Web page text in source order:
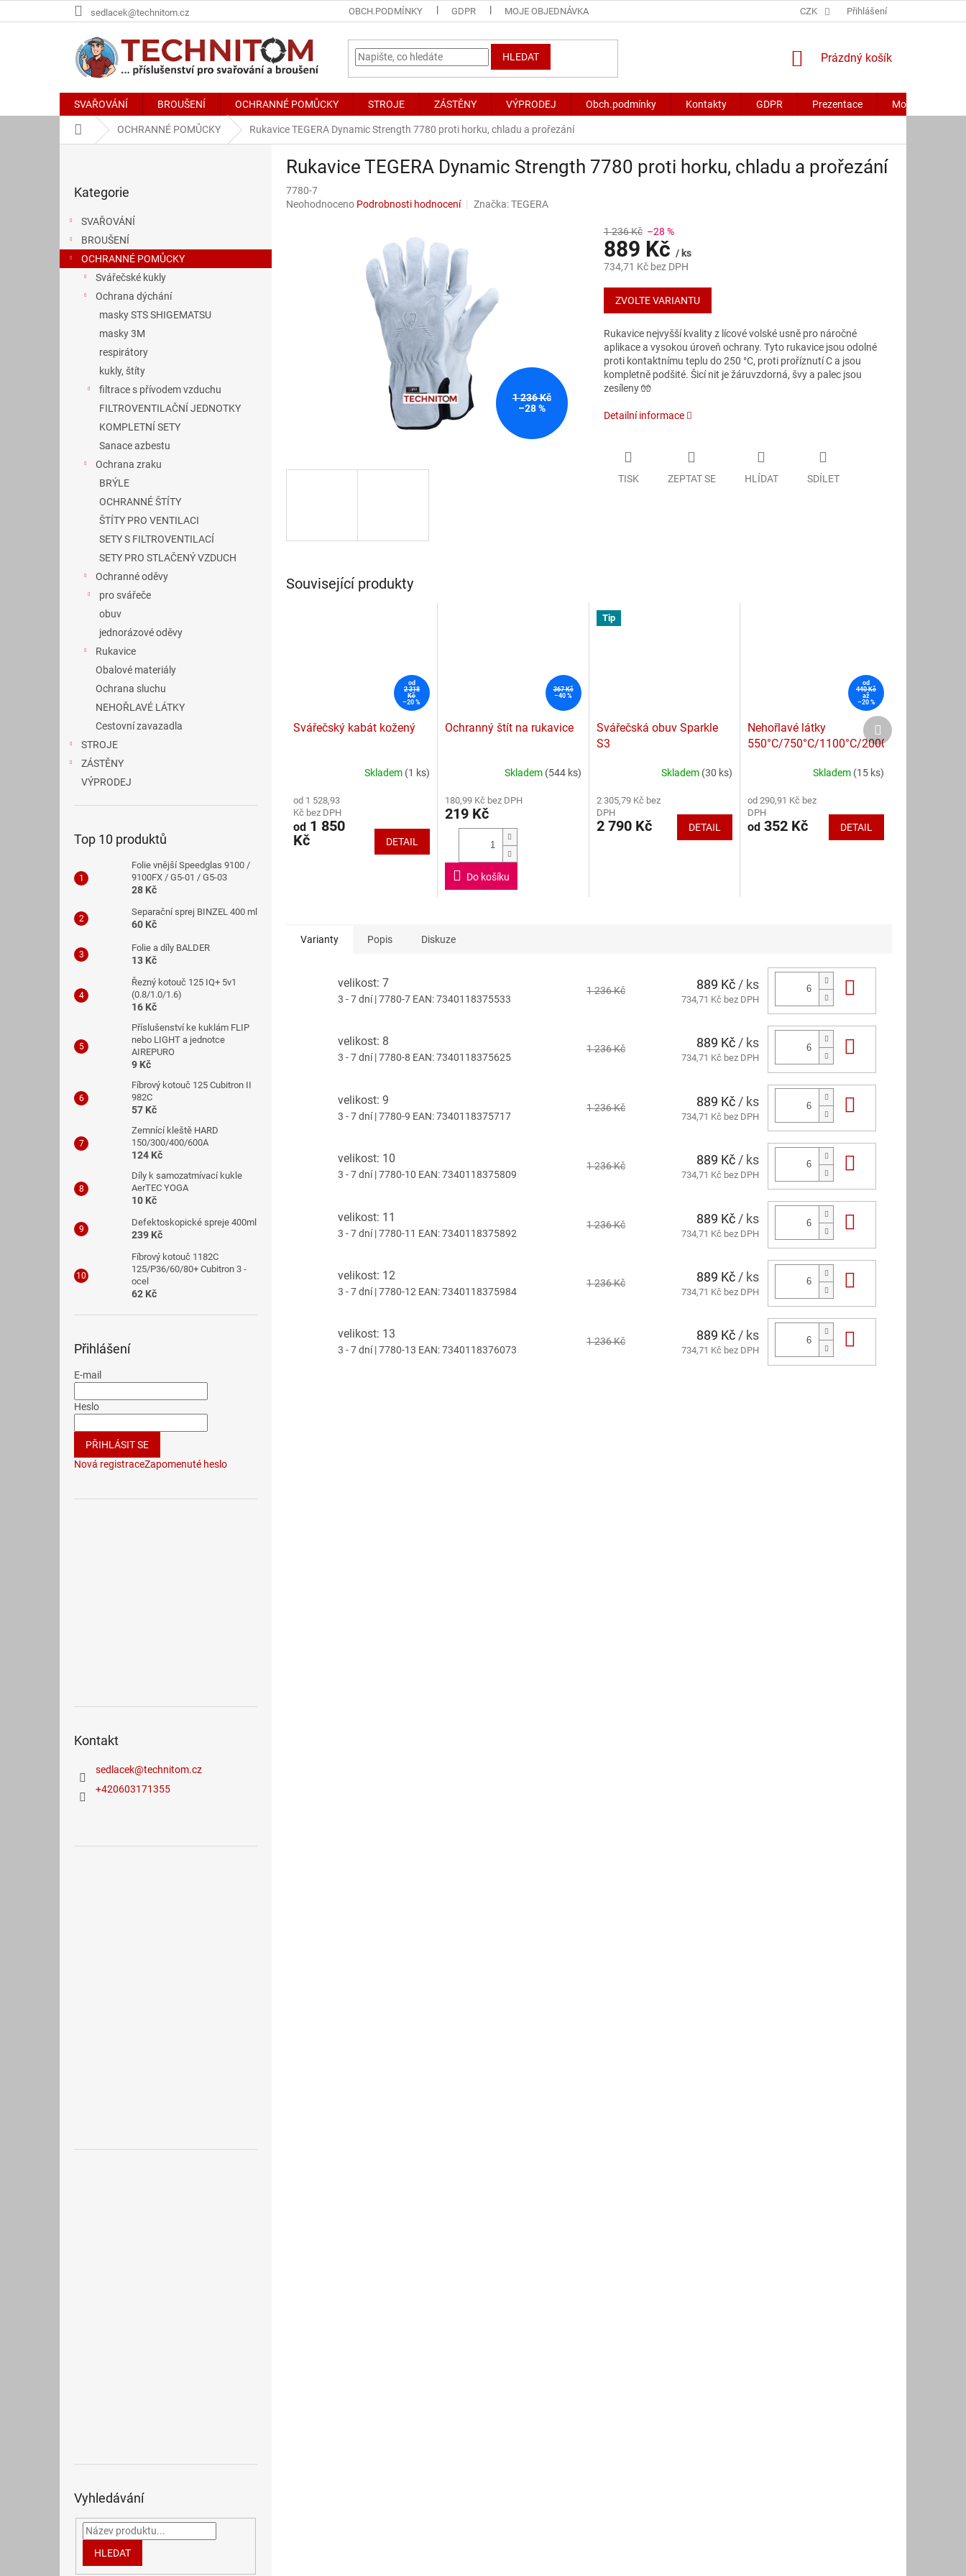
na
sedlacek@technitom.cz OBCH.PODMÍNKY GDPR MOJE OBJEDNÁVKA CZK Přihlášení
HLEDAT
NÁKUPNÍ
Prázdný košík
SVAŘOVÁNÍ BROUŠENÍ OCHRANNÉ POMŮCKY STROJE ZÁSTĚNY VÝPRODEJ Obch.podmínky Kontakty GDPR Prezentace Moje
Domů OCHRANNÉ POMŮCKY Rukavice TEGERA Dynamic Strength 7780 proti horku, chladu a prořezání
n
kategorie
Kategorie
SVAŘOVÁNÍ
BROUŠENÍ
OCHRANNÉ POMŮCKY
Svářečské kukly
Ochrana dýchání
masky STS SHIGEMATSU
masky 3M
respirátory
kukly, štíty
filtrace s přívodem vzduchu
FILTROVENTILAČNÍ JEDNOTKY
KOMPLETNÍ SETY
Sanace azbestu
Ochrana zraku
BRÝLE
OCHRANNÉ ŠTÍTY
ŠTÍTY PRO VENTILACI
SETY S FILTROVENTILACÍ
SETY PRO STLAČENÝ VZDUCH
Ochranné oděvy
pro svářeče
obuv
jednorázové oděvy
Rukavice
Obalové materiály
Ochrana sluchu
NEHOŘLAVÉ LÁTKY
Cestovní zavazadla
STROJE
ZÁSTĚNY
VÝPRODEJ
Top 10 produktů
Folie vnější Speedglas 9100 /
9100FX / G5-01 / G5-03
28 Kč
Separační sprej BINZEL 400 ml
60 Kč
Folie a díly BALDER
13 Kč
Řezný kotouč 125 IQ+ 5v1
(0.8/1.0/1.6)
16 Kč
Příslušenství ke kuklám FLIP
nebo LIGHT a jednotce
AIREPURO
9 Kč
Fíbrový kotouč 125 Cubitron II
982C
57 Kč
Zemnící kleště HARD
150/300/400/600A
124 Kč
Díly k samozatmívací kukle
AerTEC YOGA
10 Kč
Defektoskopické spreje 400ml
239 Kč
Fíbrový kotouč 1182C
125/P36/60/80+ Cubitron 3 -
ocel
62 Kč
Přihlášení
E-mail
Heslo
PŘIHLÁSIT SE
Nová registraceZapomenuté heslo
Kontakt
sedlacek@technitom.cz
+420603171355
Vyhledávání
HLEDAT
Rukavice TEGERA Dynamic Strength 7780 proti horku, chladu a prořezání
7780-7
Průměrné
Neohodnoceno Podrobnosti hodnocení Značka:TEGERA
1 236 Kč
–28 %
1 236 Kč –28 %
889 Kč / ks
734,71 Kč bez DPH
Měrná
cena:
ZVOLTE VARIANTU
Rukavice nejvyšší kvality z lícové volské usně pro náročné
aplikace a vysokou úroveň ochrany. Tyto rukavice jsou odolné
proti kontaktnímu teplu do 250 °C, proti proříznutí C a jsou
kompletně podšité. Šicí nit je žáruvzdorná, švy a palec jsou
zesíleny 🧤
Detailní informace
TISK ZEPTAT SE HLÍDAT SDÍLET
Související produkty
od
2 318
Kč
–20 %
Svářečský kabát kožený
produktu
je
5,0
z
Skladem (1 ks)
od 1 528,93
Kč bez DPH
od 1 850
Kč
DETAIL
367 Kč
–40 %
Ochranný štít na rukavice
produktu
je
hvězdiček.
Skladem (544 ks)
180,99 Kč bez DPH
219 Kč
Do košíku
Tip
Svářečská obuv Sparkle
S3
produktu
je
4,1
Skladem (30 ks)
2 305,79 Kč bez
DPH
2 790 Kč DETAIL
od
440 Kč
až
–20 %
Nehořlavé látky
550°C/750°C/1100°C/2000°C
produktu
je
4,3
Skladem (15 ks)
od 290,91 Kč bez
DPH
od 352 Kč DETAIL
Další
produkt
Varianty Popis Diskuze
velikost: 7
3 - 7 dní| 7780-7 EAN:7340118375533
1 236 Kč 889 Kč / ks
734,71 Kč bez DPH
velikost: 8
3 - 7 dní| 7780-8 EAN:7340118375625
1 236 Kč 889 Kč/ ks
734,71 Kč bez DPH
velikost: 9
3 - 7 dní| 7780-9 EAN:7340118375717
1 236 Kč 889 Kč / ks
734,71 Kč bez DPH
velikost: 10
3 - 7 dní| 7780-10 EAN:7340118375809
1 236 Kč 889 Kč / ks
734,71 Kč bez DPH
velikost: 11
3 - 7 dní| 7780-11 EAN:7340118375892
1 236 Kč 889 Kč / ks
734,71 Kč bez DPH
velikost: 12
3 - 7 dní| 7780-12 EAN:7340118375984
1 236 Kč 889 Kč / ks
734,71 Kč bez DPH
velikost: 13
3 - 7 dní| 7780-13 EAN:7340118376073
1 236 Kč 889 Kč/ ks
734,71 Kč bez DPH